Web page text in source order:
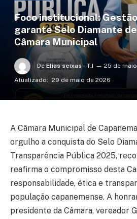
Foco institucional:
garante Selo Diamante
Câmara Municipal
De Elias seixas - T.I
25 de
Atualizado: 29 de maio de 2026
A Câmara Municipal de
orgulho a conquista do Selo
Transparência Pública 2025,
reafirma o compromisso desta
responsabilidade, ética e
população capanemense. A
presidente da Câmara, vereador